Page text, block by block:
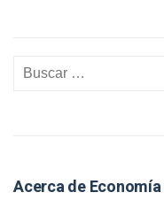
Acerca de